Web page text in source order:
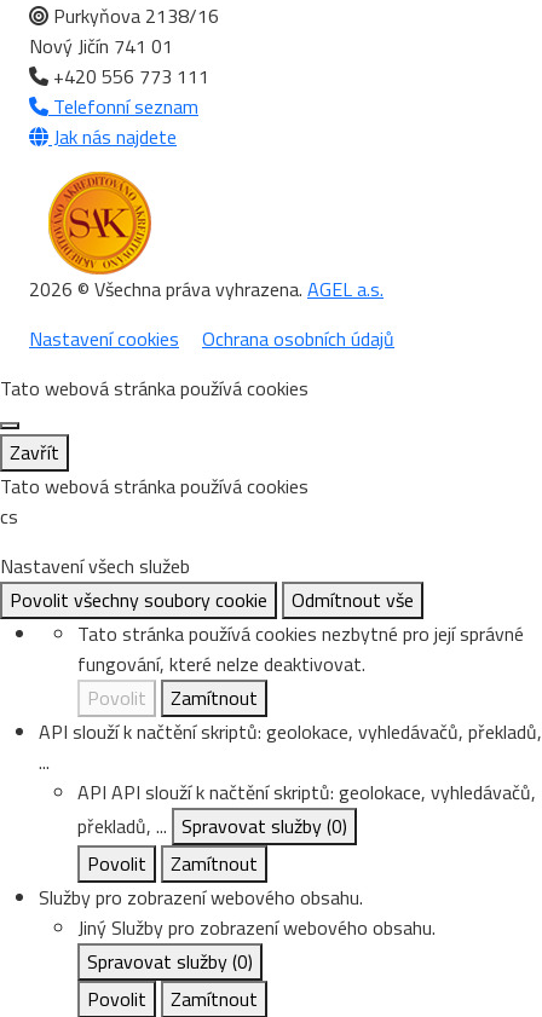
Purkyňova 2138/16
Nový Jičín 741 01
+420 556 773 111
Telefonní seznam
Jak nás najdete
2026 © Všechna práva vyhrazena. AGEL a.s.
Nastavení cookies
Ochrana osobních údajů
Tato webová stránka používá cookies
Zavřít
Tato webová stránka používá cookies
cs
Nastavení všech služeb
Povolit všechny soubory cookie
Odmítnout vše
Tato stránka používá cookies nezbytné pro její správné
fungování, které nelze deaktivovat.
Povolit
Zamítnout
API slouží k načtění skriptů: geolokace, vyhledávačů, překladů,
...
API API slouží k načtění skriptů: geolokace, vyhledávačů,
překladů, ... Spravovat služby(0)
Povolit
Zamítnout
Služby pro zobrazení webového obsahu.
JinýSlužby pro zobrazení webového obsahu.
Spravovat služby(0)
Povolit
Zamítnout